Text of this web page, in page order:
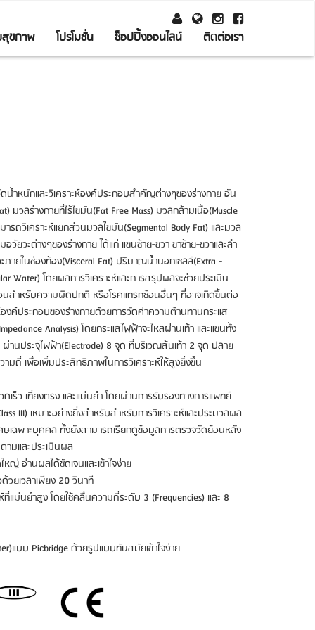
ขภาพ โปรโมชั่น ช็อปปิ้งออนไลน์ ติดต่อเรา
น้ำหนักและวิเคราะห์องค์ประกอบสำคัญต่างๆของร่างกาย อัน
มวลร่างกายที่ไร้ไขมัน(Fat Free Mass) มวลกล้ามเนื้อ(Muscle
รถวิเคราะห์แยกส่วนมวลไขมัน(Segmental Body Fat) และมวล
อวัยวะต่างๆของร่างกาย ได้แก่ แขนซ้าย-ขวา ขาซ้าย-ขวาและลำ
ายในช่องท้อง(Visceral Fat) ปริมาณน้ำนอกเซลล์(Extra -
Water) โดยผลการวิเคราะห์และการสรุปผลจะช่วยประเมิน
ำหรับความผิดปกติ หรือโรคแทรกซ้อนอื่นๆ ที่อาจเกิดขึ้นต่อ
องค์ประกอบของร่างกายด้วยการวัดค่าความต้านทานกระแส
Analysis) โดยกระแสไฟฟ้าจะไหลผ่านเท้า และแขนทั้ง
านประจุไฟฟ้า(Electrode) 8 จุด ที่บริเวณส้นเท้า 2 จุด ปลาย
ถี่ เพื่อเพิ่มประสิทธิภาพในการวิเคราะห์ให้สูงยิ่งขึ้น
เร็ว เที่ยงตรง และแม่นยำ โดยผ่านการรับรองทางการแพทย์
III) เหมาะอย่างยิ่งสำหรับสำหรับการวิเคราะห์และประมวลผล
ษเฉพาะบุคคล ทั้งยังสามารถเรียกดูข้อมูลการตรวจวัดย้อนหลัง
ามและประเมินผล
ญ่ อ่านผลได้ชัดเจนและเข้าใจง่าย
ด้วยเวลาเพียง 20 วินาที
ห์ที่แม่นยำสูง โดยใช้คลื่นความถี่ระดับ 3 (Frequencies) และ 8
แบบ Picbridge ด้วยรูปแบบทันสมัยเข้าใจง่าย